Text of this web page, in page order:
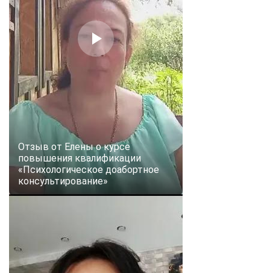
Отзыв от Елены о курсе
повышения квалификации
«Психологическое доабортное
консультирование»